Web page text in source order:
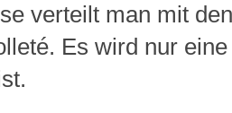
verteilt man mit
Es wird nur